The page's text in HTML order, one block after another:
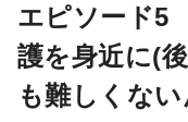
エピソード5
護を身近に(
も難しくない